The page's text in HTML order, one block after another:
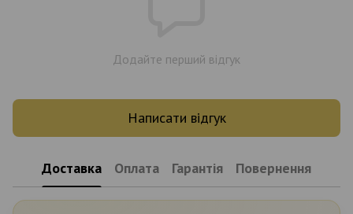
Додайте перший відгук
Написати відгук
Доставка Оплата Гарантія Повернення